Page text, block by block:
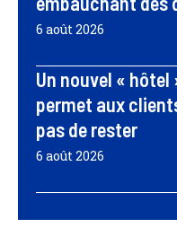
6 août 2026
Un nouvel « hôtel
permet aux
pas de rester
6 août 2026